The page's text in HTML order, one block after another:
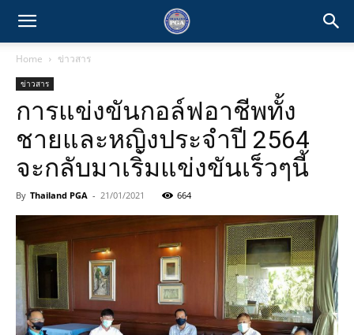
Home ข่าวสาร
ข่าวสาร
การแข่งขันกอล์ฟอาชีพทั้ง
ชายและหญิงประจำปี 2564
จะกลับมาเริ่มแข่งขันเร็วๆนี้
By Thailand PGA - 21/01/2021 664